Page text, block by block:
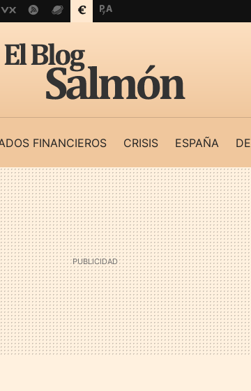
FINANCIEROS CRISIS ESPAÑA